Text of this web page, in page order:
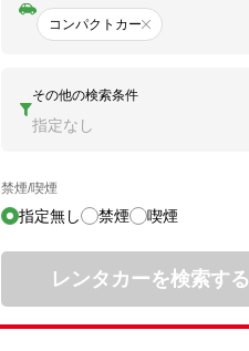
コンパクトカー
その他の検索条件
指定なし
禁煙/喫煙
指定無し 禁煙 喫煙
レンタカーを検索する